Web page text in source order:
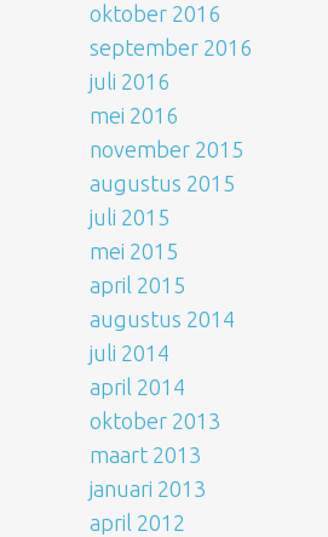
oktober 2016
september 2016
juli 2016
mei 2016
november 2015
augustus 2015
juli 2015
mei 2015
april 2015
augustus 2014
juli 2014
april 2014
oktober 2013
maart 2013
januari 2013
april 2012